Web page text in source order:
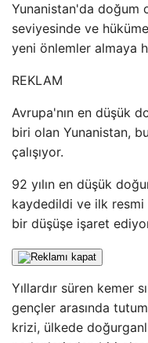
Yunanistan'da doğum
seviyesinde ve
yeni önlemler almaya
REKLAM
Avrupa'nın en düşük
biri olan Yunanistan,
çalışıyor.
92 yılın en düşük
kaydedildi ve ilk
bir düşüşe işaret
Yıllardır süren kemer
gençler arasında
krizi, ülkede